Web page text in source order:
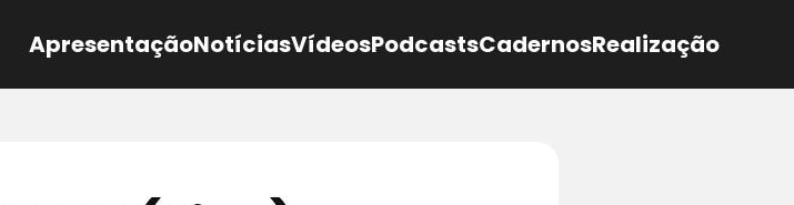
ApresentaçãoNotíciasVídeosPodcastsCadernosRealização